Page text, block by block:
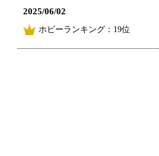
2025/06/02
ホビーランキング：19位